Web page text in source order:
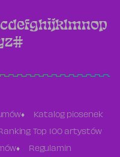
cdefghijklmnop
z#
Katalog piosenek
Top 100 artystów
Regulamin